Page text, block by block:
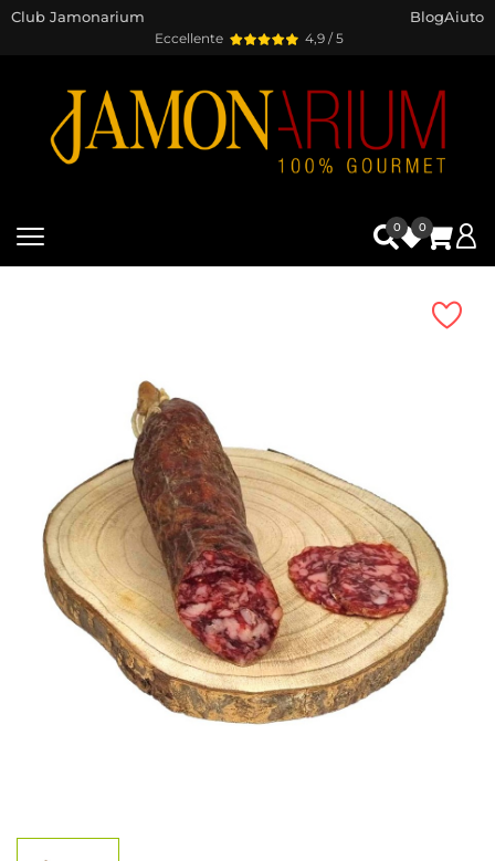
Eccellente 4,9 / 5
Club Jamonarium BlogAiuto
0 0